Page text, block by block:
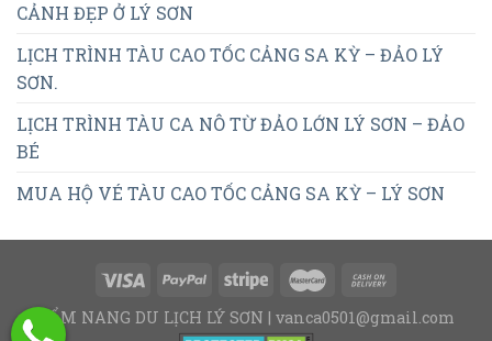
CẢNH ĐẸP Ở LÝ SƠN
LỊCH TRÌNH TÀU CAO TỐC CẢNG SA KỲ – ĐẢO LÝ
SƠN.
LỊCH TRÌNH TÀU CA NÔ TỪ ĐẢO LỚN LÝ SƠN – ĐẢO
BÉ
MUA HỘ VÉ TÀU CAO TỐC CẢNG SA KỲ – LÝ SƠN
CẨM NANG DU LỊCH LÝ SƠN | vanca0501@gmail.com